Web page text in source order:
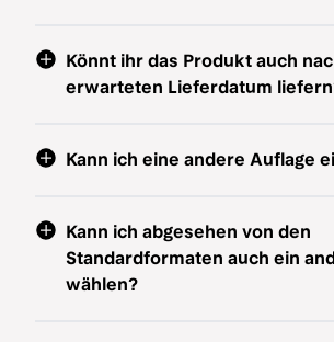
Könnt ihr das Produkt auch
erwarteten Lieferdatum
Kann ich eine andere Auflage
Kann ich abgesehen von den
Standardformaten auch ein
wählen?